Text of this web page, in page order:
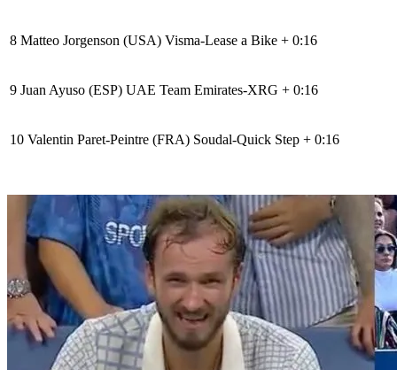
8 Matteo Jorgenson (USA) Visma-Lease a Bike + 0:16
9 Juan Ayuso (ESP) UAE Team Emirates-XRG + 0:16
10 Valentin Paret-Peintre (FRA) Soudal-Quick Step + 0:16